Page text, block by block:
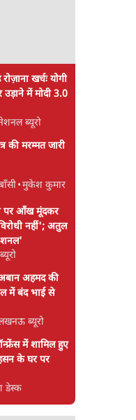
खर्चः योगी
उड़ाने में मोदी 3.0
ब्यूरो
की मरम्मत जारी
•मुकेश कुमार
पर आँख मूंदकर
नहीं'; अतुल
अहमद की
में बंद भाई से
ब्यूरो
में शामिल हुए
के घर पर
डेस्क